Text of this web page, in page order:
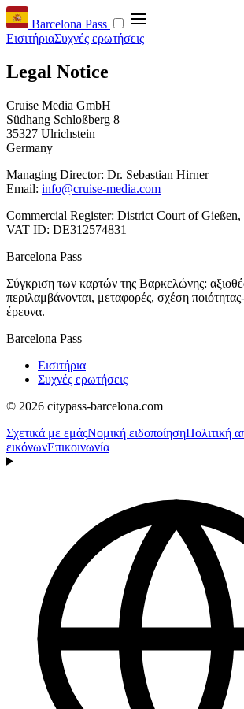
Barcelona Pass
ΕισιτήριαΣυχνές ερωτήσεις
Legal Notice
Cruise Media GmbH
Südhang Schloßberg 8
35327 Ulrichstein
Germany
Managing Director: Dr. Sebastian Hirner
Email: info@cruise-media.com
Commercial Register: District Court of
VAT ID: DE312574831
Barcelona Pass
Σύγκριση των καρτών της Βαρκελώνης:
περιλαμβάνονται, μεταφορές, σχέση
έρευνα.
Barcelona Pass
Εισιτήρια
Συχνές ερωτήσεις
© 2026 citypass-barcelona.com
Σχετικά με εμάςΝομική ειδοποίησηΠολιτική
εικόνωνΕπικοινωνία